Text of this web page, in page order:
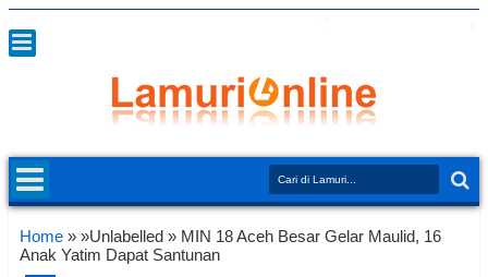
Home » »Unlabelled » MIN 18 Aceh Besar Gelar Maulid, 16
Anak Yatim Dapat Santunan